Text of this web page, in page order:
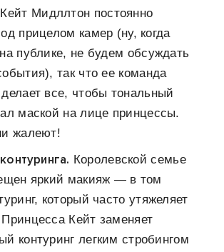
Кейт Мидллтон постоянно
прицелом камер (ну, когда
публике, не будем обсуждать
так что ее команда
все, чтобы тональный
маской на лице принцессы.
жалеют!
Королевской семье
яркий макияж — в том
который часто утяжеляет
Кейт заменяет
контуринг легким стробингом